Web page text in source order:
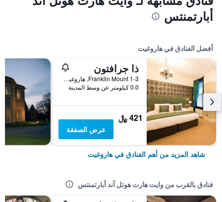
أبارتمنتس
أفضل الفنادق في هاروغيت
ذا جرافتون
1-3 Franklin Mount, هاروغيت, المملكة المتحدة
0.0 كيلومتر عن وسط المدينة
421 ﷼
عرض الصفقة
شاهد المزيد من أهم الفنادق في هاروغيت
فنادق بالقرب من وايت هارت هوتل آند أبارتمنتس